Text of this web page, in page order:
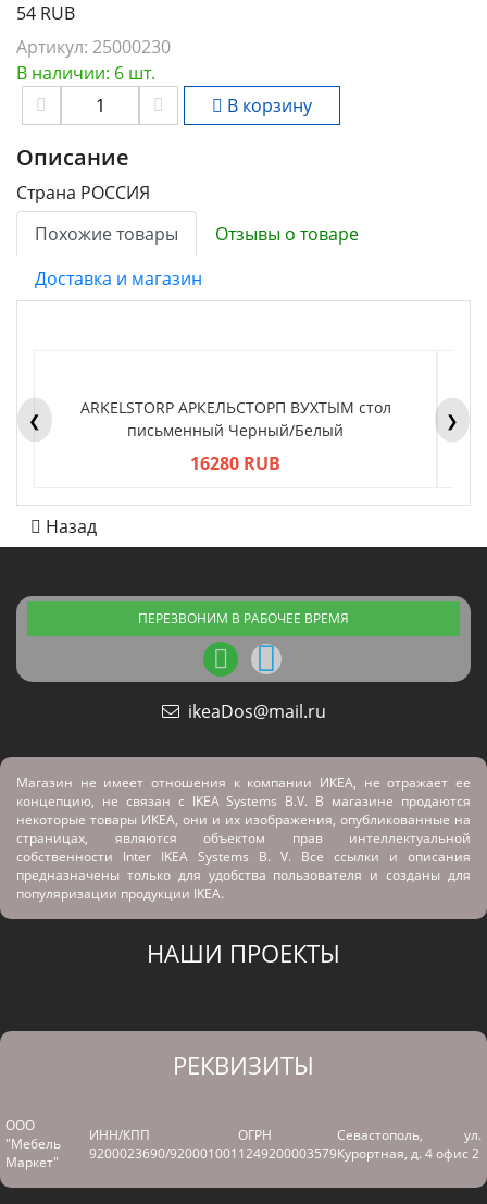
54 RUB
Артикул: 25000230
В наличии: 6 шт.
В корзину
Описание
Страна РОССИЯ
Похожие товары
Отзывы о товаре
Доставка и магазин
❮
ARKELSTORP АРКЕЛЬСТОРП ВУХТЫМ стол
письменный Черный/Белый
16280 RUB
❯
Назад
ПЕРЕЗВОНИМ В РАБОЧЕЕ ВРЕМЯ
ikeaDos@mail.ru
Магазин не имеет отношения к компании ИКЕА, не отражает ее
концепцию, не связан с IKEA Systems B.V. В магазине продаются
некоторые товары ИКЕА, они и их изображения, опубликованные на
страницах, являются объектом прав интеллектуальной
собственности Inter IKEA Systems B. V. Все ссылки и описания
предназначены только для удобства пользователя и созданы для
популяризации продукции IKEA.
НАШИ ПРОЕКТЫ
РЕКВИЗИТЫ
ООО
"Мебель
Маркет"
ИНН/КПП
9200023690/920001001
ОГРН
1249200003579
Севастополь, ул.
Курортная, д. 4 офис 2